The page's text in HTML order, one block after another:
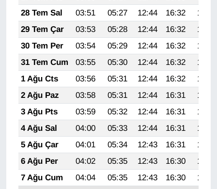
28 Tem Sal
03:51 05:27 12:44 16:32
19:50
29 Tem Çar
03:53 05:28 12:44 16:32
19:50
30 Tem Per
03:54 05:29 12:44 16:32
19:49
31 Tem Cum
03:55 05:30 12:44 16:32
19:48
1 Ağu Cts
03:56 05:31 12:44 16:32
19:47
2 Ağu Paz
03:58 05:31 12:44 16:31
19:46
3 Ağu Pts
03:59 05:32 12:44 16:31
19:45
4 Ağu Sal
04:00 05:33 12:44 16:31
19:44
5 Ağu Çar
04:01 05:34 12:43 16:31
19:43
6 Ağu Per
04:02 05:35 12:43 16:30
19:42
7 Ağu Cum
04:04 05:35 12:43 16:30
19:41
KURDÎ
MAGAZİN
MEDYA
ONE EKONOMİ
POLİTİKA
Resmi İlanlar
RÖPORTAJ
SAĞLIK